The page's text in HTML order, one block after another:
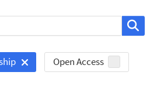
Open Access